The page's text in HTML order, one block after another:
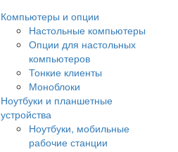
Компьютеры и опции
Настольные компьютеры
Опции для настольных
компьютеров
Тонкие клиенты
Моноблоки
Ноутбуки и планшетные
устройства
Ноутбуки, мобильные
рабочие станции